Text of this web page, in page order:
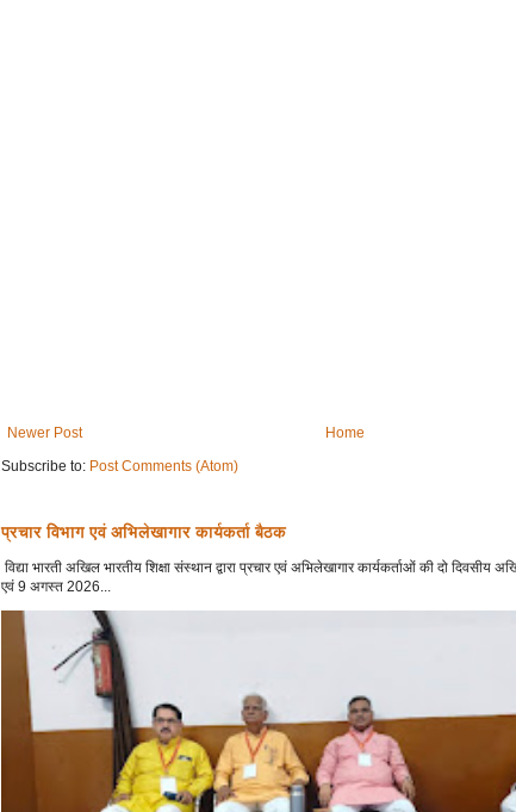
Newer Post
Home
Subscribe to: Post Comments (Atom)
प्रचार विभाग एवं अभिलेखागार कार्यकर्ता बैठक
विद्या भारती अखिल भारतीय शिक्षा संस्थान द्वारा प्रचार एवं अभिलेखागार कार्यकर्ताओं की दो
एवं 9 अगस्त 2026...